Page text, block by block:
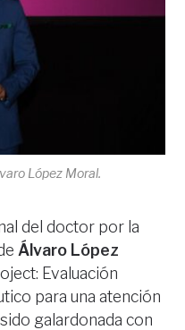
López Moral.
del doctor por la
Álvaro López
Evaluación
para una atención
galardonada con